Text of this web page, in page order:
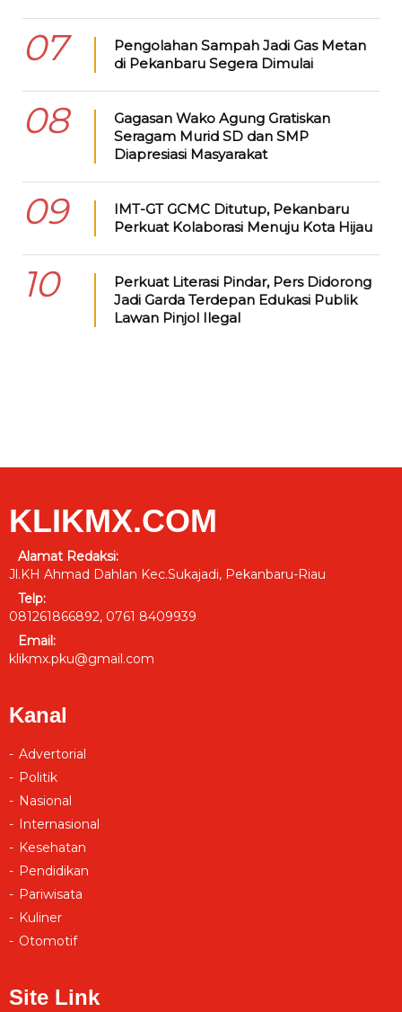
07
Pengolahan Sampah Jadi Gas Metan
di Pekanbaru Segera Dimulai
08
Gagasan Wako Agung Gratiskan
Seragam Murid SD dan SMP
Diapresiasi Masyarakat
09
IMT-GT GCMC Ditutup, Pekanbaru
Perkuat Kolaborasi Menuju Kota Hijau
10
Perkuat Literasi Pindar, Pers Didorong
Jadi Garda Terdepan Edukasi Publik
Lawan Pinjol Ilegal
KLIKMX.COM
Alamat Redaksi:
Jl.KH Ahmad Dahlan Kec.Sukajadi, Pekanbaru-Riau
Telp:
081261866892, 0761 8409939
Email:
klikmx.pku@gmail.com
Kanal
Advertorial
Politik
Nasional
Internasional
Kesehatan
Pendidikan
Pariwisata
Kuliner
Otomotif
Site Link